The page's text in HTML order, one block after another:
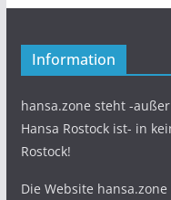
Information
hansa.zone steht -
Hansa Rostock ist- in
Rostock!
Die Website